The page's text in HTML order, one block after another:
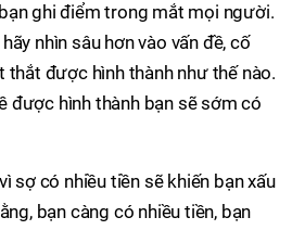
ghi điểm trong mắt mọi người.
nhìn sâu hơn vào vấn đề, cố
thắt được hình thành như thế nào.
được hình thành bạn sẽ sớm có
sợ có nhiều tiền sẽ khiến bạn xấu
bạn càng có nhiều tiền, bạn